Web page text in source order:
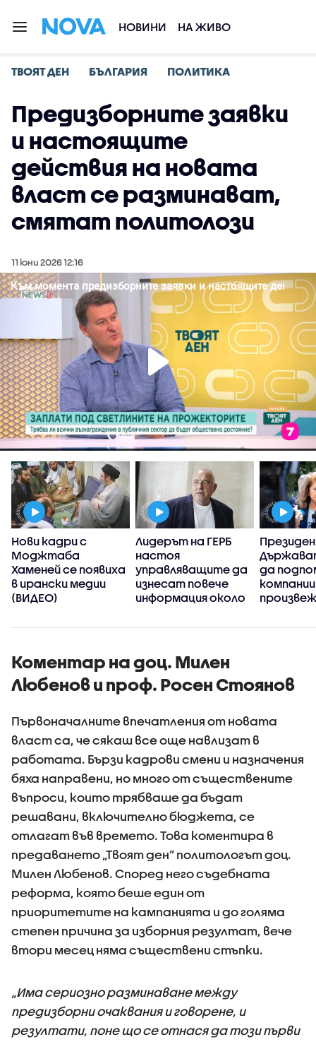
НОВИНИ НА ЖИВО
ТВОЯТ ДЕН БЪЛГАРИЯ ПОЛИТИКА
Предизборните заявки
и настоящите
действия на новата
власт се разминават,
смятат политолози
11 юни 2026 12:16
Нови кадри с
Моджтаба
Хаменей се появиха
в ирански медии
(ВИДЕО)
Лидерът на ГЕРБ
настоя
управляващите да
изнесат повече
информация около
Кардам
да
Коментар на доц. Милен
Любенов и проф. Росен Стоянов
Първоначалните впечатления от новата
власт са, че сякаш все още навлизат в
работата. Бързи кадрови смени и назначения
бяха направени, но много от съществените
въпроси, които трябваше да бъдат
решавани, включително бюджета, се
отлагат във времето. Това коментира в
предаването „Твоят ден” политологът доц.
Милен Любенов. Според него съдебната
реформа, която беше един от
приоритетите на кампанията и до голяма
степен причина за изборния резултат, вече
втори месец няма съществени стъпки.
„Има сериозно разминаване между
предизборни очаквания и говорене, и
резултати, поне що се отнася да този първи